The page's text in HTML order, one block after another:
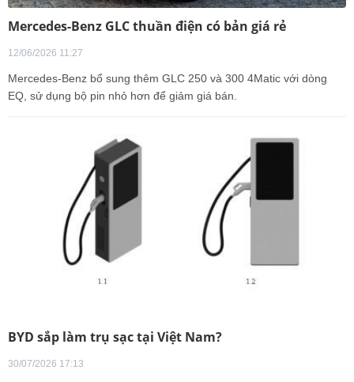
Mercedes-Benz GLC thuần điện có bản giá rẻ
12/06/2026 11:27
Mercedes-Benz bổ sung thêm GLC 250 và 300 4Matic với dòng
EQ, sử dụng bộ pin nhỏ hơn để giảm giá bán.
BYD sắp làm trụ sạc tại Việt Nam?
30/07/2026 17:13